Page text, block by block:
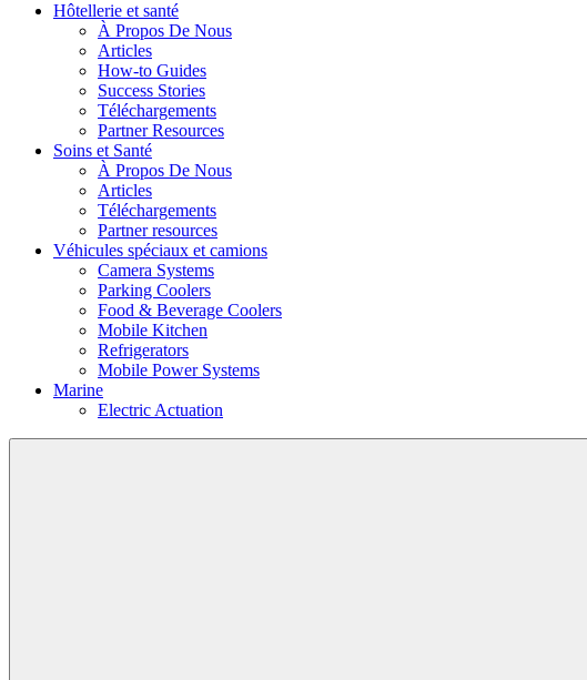
Hôtellerie et santé
À Propos De Nous
Articles
How-to Guides
Success Stories
Téléchargements
Partner Resources
Soins et Santé
À Propos De Nous
Articles
Téléchargements
Partner resources
Véhicules spéciaux et camions
Camera Systems
Parking Coolers
Food & Beverage Coolers
Mobile Kitchen
Refrigerators
Mobile Power Systems
Marine
Electric Actuation